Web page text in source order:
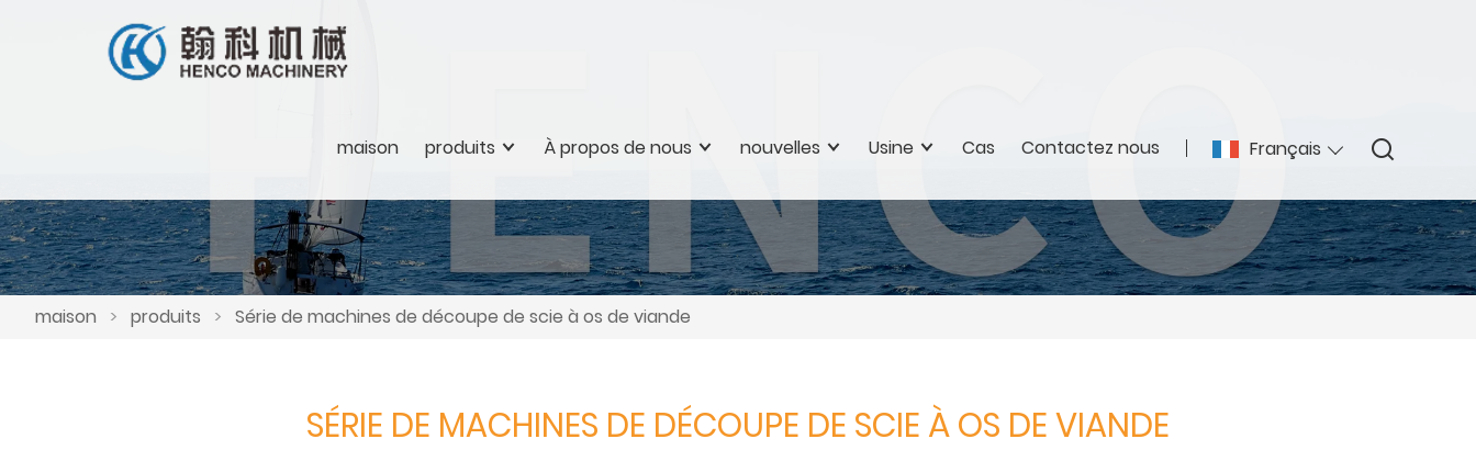
Français
maison produits À propos de nous nouvelles Usine Cas Contactez nous
maison > produits > Série de machines de découpe de scie à os de viande
SÉRIE DE MACHINES DE DÉCOUPE DE SCIE À OS DE VIANDE